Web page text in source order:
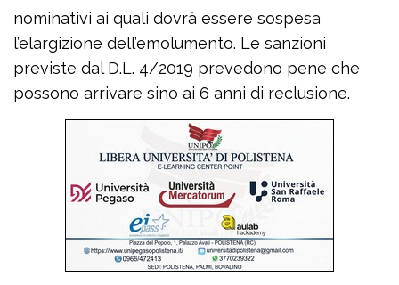
nominativi ai quali dovrà essere sospesa
l’elargizione dell’emolumento. Le sanzioni
previste dal D.L. 4/2019 prevedono pene che
possono arrivare sino ai 6 anni di reclusione.